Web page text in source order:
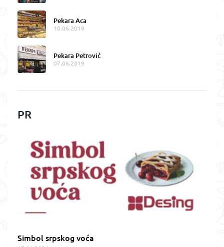
Pekara Aca
10.06.2019
Pekara Petrović
07.06.2019
PR
Simbol srpskog voća